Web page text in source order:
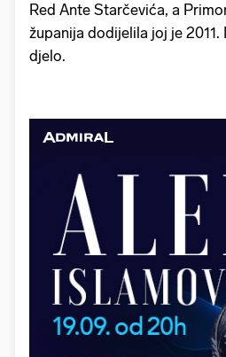
Red Ante Starčevića, a
županija dodijelila joj je
djelo.